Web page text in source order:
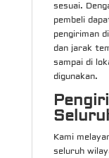
sesuai.
pembeli
pengiriman
dan jarak
sampai di
digunakan.
Kami
seluruh